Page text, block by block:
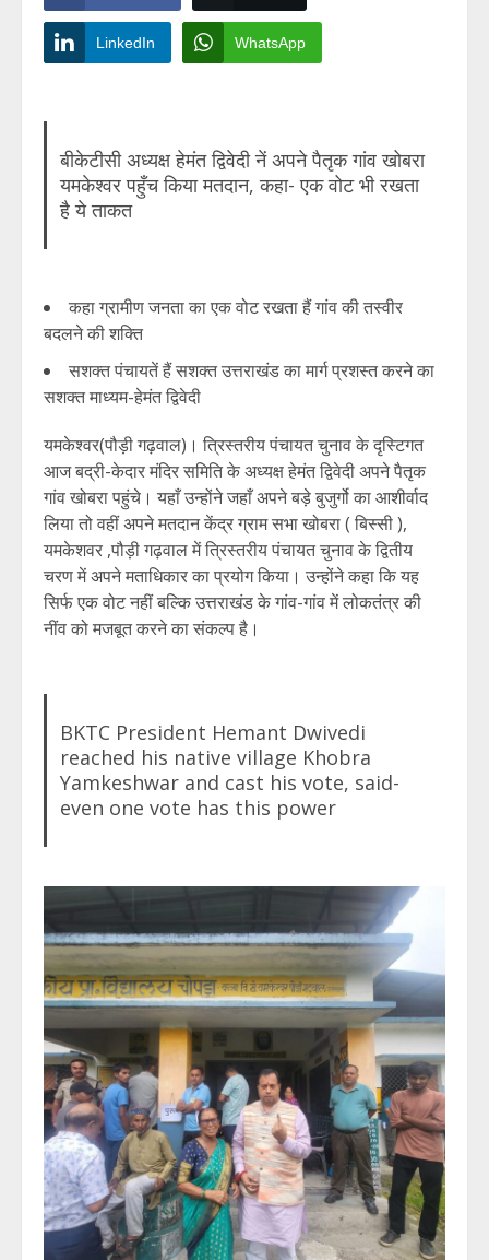
LinkedIn WhatsApp
बीकेटीसी अध्यक्ष हेमंत द्विवेदी नें अपने पैतृक गांव खोबरा
यमकेश्वर पहुँच किया मतदान, कहा- एक वोट भी रखता
है ये ताकत
कहा ग्रामीण जनता का एक वोट रखता हैं गांव की तस्वीर
बदलने की शक्ति
सशक्त पंचायतें हैं सशक्त उत्तराखंड का मार्ग प्रशस्त करने का
सशक्त माध्यम-हेमंत द्विवेदी
यमकेश्वर(पौड़ी गढ़वाल)। त्रिस्तरीय पंचायत चुनाव के दृस्टिगत
आज बद्री-केदार मंदिर समिति के अध्यक्ष हेमंत द्विवेदी अपने पैतृक
गांव खोबरा पहुंचे। यहाँ उन्होंने जहाँ अपने बड़े बुजुर्गो का आशीर्वाद
लिया तो वहीं अपने मतदान केंद्र ग्राम सभा खोबरा ( बिस्सी ),
यमकेशवर ,पौड़ी गढ़वाल में त्रिस्तरीय पंचायत चुनाव के द्वितीय
चरण में अपने मताधिकार का प्रयोग किया। उन्होंने कहा कि यह
सिर्फ एक वोट नहीं बल्कि उत्तराखंड के गांव-गांव में लोकतंत्र की
नींव को मजबूत करने का संकल्प है।
BKTC President Hemant Dwivedi
reached his native village Khobra
Yamkeshwar and cast his vote, said-
even one vote has this power